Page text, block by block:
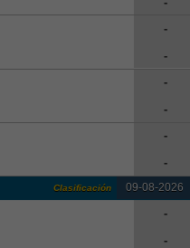
-
-
-
-
-
-
09-08-2026
Clasificación
-
-